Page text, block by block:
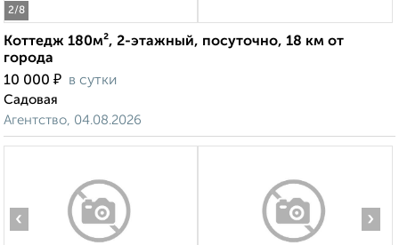
2/8
Коттедж 180м², 2-этажный, посуточно, 18 км от
города
10 000 ₽ в сутки
Садовая
Агентство, 04.08.2026
‹ ›